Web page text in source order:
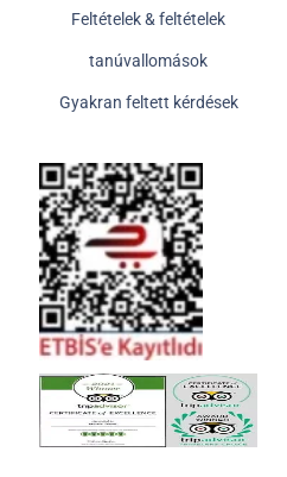
Feltételek & feltételek
tanúvallomások
Gyakran feltett kérdések